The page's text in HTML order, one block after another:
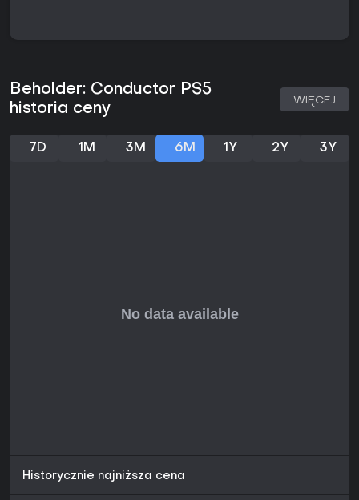
Make difficult decisions determining the fate of passengers
Beholder: Conductor PS5
historia ceny
WIĘCEJ
7D 1M 3M 6M 1Y 2Y 3Y
Historycznie najniższa cena